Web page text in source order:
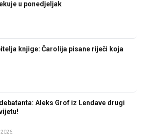
u ponedjeljak
knjige: Čarolija pisane riječi koja
Aleks Grof iz Lendave drugi